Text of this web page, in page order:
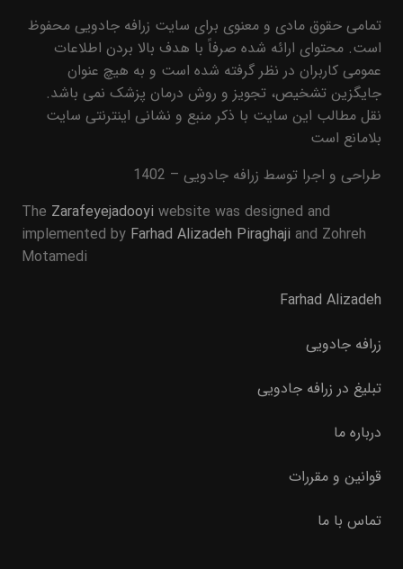
تمامی حقوق مادی و معنوی برای سایت زرافه جادویی محفوظ
است. محتوای ارائه شده صرفاً با هدف بالا بردن اطلاعات
عمومی کاربران در نظر گرفته شده است و به هیچ عنوان
جایگزین تشخیص، تجویز و روش درمان پزشک نمی باشد.
نقل مطالب این سایت با ذکر منبع و نشانی اینترنتی سایت
بلامانع است
طراحی و اجرا توسط زرافه جادویی – 1402
The Zarafeyejadooyi website was designed and
implemented by Farhad Alizadeh Piraghaji and Zohreh
Motamedi
Farhad Alizadeh
زرافه جادویی
تبلیغ در زرافه جادویی
درباره ما
قوانین و مقررات
تماس با ما